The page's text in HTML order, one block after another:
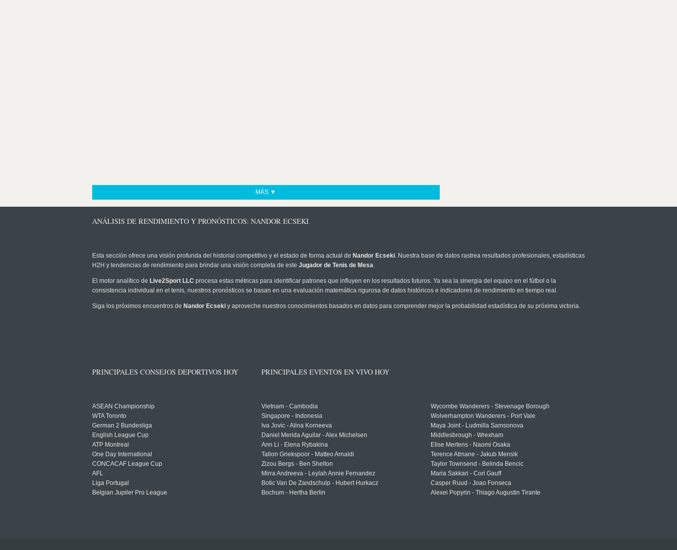
MÁS ▼
ANÁLISIS DE RENDIMIENTO Y PRONÓSTICOS: NANDOR ECSEKI
Esta sección ofrece una visión profunda del historial competitivo y el estado de forma actual de Nandor Ecseki. Nuestra base de datos rastrea resultados profesionales, estadísticas
H2H y tendencias de rendimiento para brindar una visión completa de este Jugador de Tenis de Mesa.
El motor analítico de Live2Sport LLC procesa estas métricas para identificar patrones que influyen en los resultados futuros. Ya sea la sinergia del equipo en el fútbol o la
consistencia individual en el tenis, nuestros pronósticos se basan en una evaluación matemática rigurosa de datos históricos e indicadores de rendimiento en tiempo real.
Siga los próximos encuentros de Nandor Ecseki y aproveche nuestros conocimientos basados en datos para comprender mejor la probabilidad estadística de su próxima victoria.
PRINCIPALES CONSEJOS DEPORTIVOS HOY
ASEAN Championship
WTA Toronto
German 2 Bundesliga
English League Cup
ATP Montreal
One Day International
CONCACAF League Cup
AFL
Liga Portugal
Belgian Jupiler Pro League
PRINCIPALES EVENTOS EN VIVO HOY
Vietnam - Cambodia
Singapore - Indonesia
Iva Jovic - Alina Korneeva
Daniel Merida Aguilar - Alex Michelsen
Ann Li - Elena Rybakina
Tallon Griekspoor - Matteo Arnaldi
Zizou Bergs - Ben Shelton
Mirra Andreeva - Leylah Annie Fernandez
Botic Van De Zandschulp - Hubert Hurkacz
Bochum - Hertha Berlin
Wycombe Wanderers - Stevenage Borough
Wolverhampton Wanderers - Port Vale
Maya Joint - Ludmilla Samsonova
Middlesbrough - Wrexham
Elise Mertens - Naomi Osaka
Terence Atmane - Jakub Mensik
Taylor Townsend - Belinda Bencic
Maria Sakkari - Cori Gauff
Casper Ruud - Joao Fonseca
Alexei Popyrin - Thiago Augustin Tirante